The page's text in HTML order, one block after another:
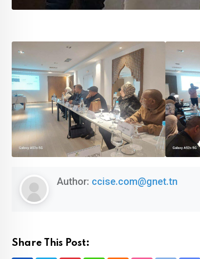
Author: ccise.com@gnet.tn
Share This Post: